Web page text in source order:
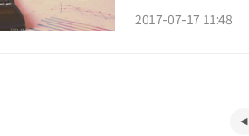
2017-07-17 11:48